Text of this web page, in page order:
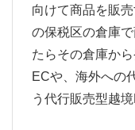
向けて商品を販
の保税区の倉庫
たらその倉庫か
ECや、海外への
う代行販売型越